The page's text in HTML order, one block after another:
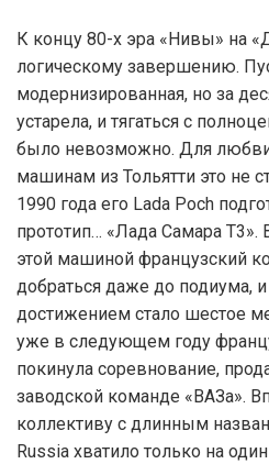
К концу 80-х эра «Нивы» на
логическому завершению.
модернизированная, но за
устарела, и тягаться с
было невозможно. Для
машинам из Тольятти это не
1990 года его Lada Poch
прототип… «Лада Самара T3».
этой машиной французский
добраться даже до подиума,
достижением стало шестое
уже в следующем году
покинула соревнование,
заводской команде «ВАЗа».
коллективу с длинным
Russia хватило только на